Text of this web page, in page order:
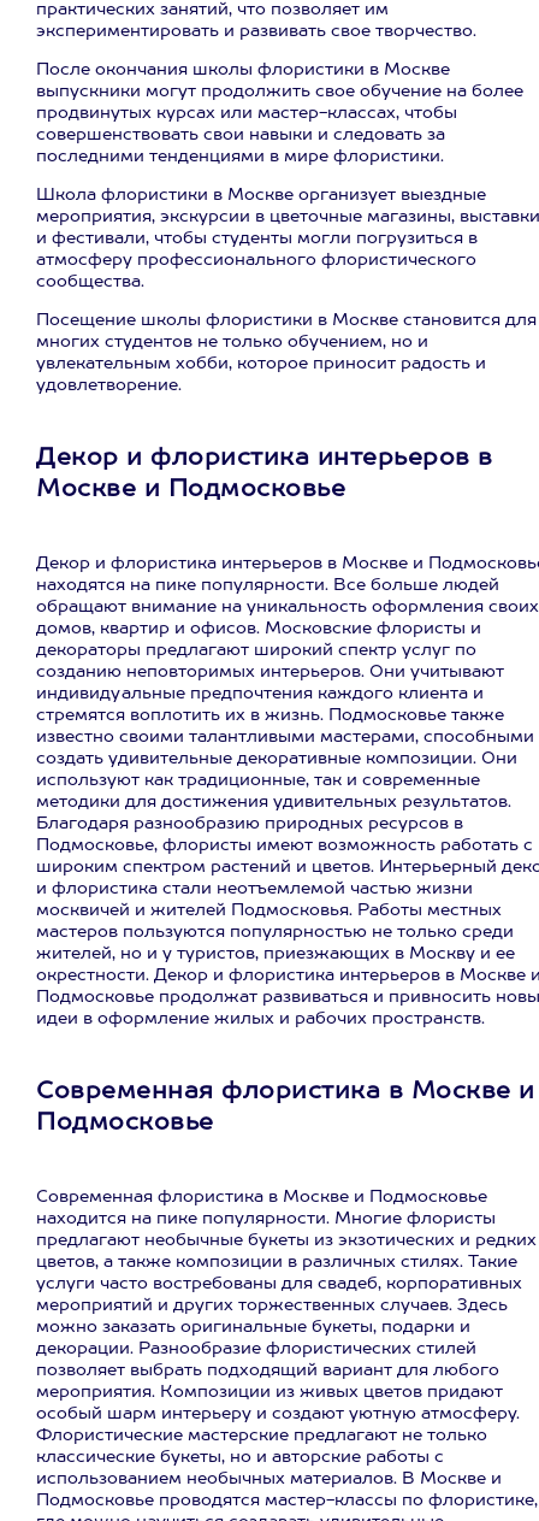
практических занятий, что позволяет им
экспериментировать и развивать свое творчество.
После окончания школы флористики в Москве
выпускники могут продолжить свое обучение на более
продвинутых курсах или мастер-классах, чтобы
совершенствовать свои навыки и следовать за
последними тенденциями в мире флористики.
Школа флористики в Москве организует выездные
мероприятия, экскурсии в цветочные магазины, выставки
и фестивали, чтобы студенты могли погрузиться в
атмосферу профессионального флористического
сообщества.
Посещение школы флористики в Москве становится для
многих студентов не только обучением, но и
увлекательным хобби, которое приносит радость и
удовлетворение.
Декор и флористика интерьеров в
Москве и Подмосковье
Декор и флористика интерьеров в Москве и
находятся на пике популярности. Все больше людей
обращают внимание на уникальность оформления своих
домов, квартир и офисов. Московские флористы и
декораторы предлагают широкий спектр услуг по
созданию неповторимых интерьеров. Они учитывают
индивидуальные предпочтения каждого клиента и
стремятся воплотить их в жизнь. Подмосковье также
известно своими талантливыми мастерами, способными
создать удивительные декоративные композиции. Они
используют как традиционные, так и современные
методики для достижения удивительных результатов.
Благодаря разнообразию природных ресурсов в
Подмосковье, флористы имеют возможность работать с
широким спектром растений и цветов. Интерьерный
и флористика стали неотъемлемой частью жизни
москвичей и жителей Подмосковья. Работы местных
мастеров пользуются популярностью не только среди
жителей, но и у туристов, приезжающих в Москву и ее
окрестности. Декор и флористика интерьеров в Москве
Подмосковье продолжат развиваться и привносить
идеи в оформление жилых и рабочих пространств.
Современная флористика в Москве и
Подмосковье
Современная флористика в Москве и Подмосковье
находится на пике популярности. Многие флористы
предлагают необычные букеты из экзотических и редких
цветов, а также композиции в различных стилях. Такие
услуги часто востребованы для свадеб, корпоративных
мероприятий и других торжественных случаев. Здесь
можно заказать оригинальные букеты, подарки и
декорации. Разнообразие флористических стилей
позволяет выбрать подходящий вариант для любого
мероприятия. Композиции из живых цветов придают
особый шарм интерьеру и создают уютную атмосферу.
Флористические мастерские предлагают не только
классические букеты, но и авторские работы с
использованием необычных материалов. В Москве и
Подмосковье проводятся мастер-классы по флористике,